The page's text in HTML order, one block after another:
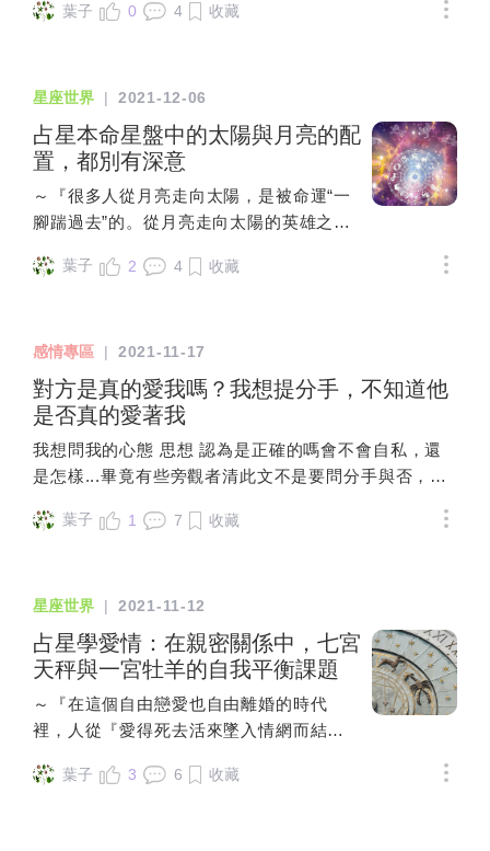
摩羯代表制度，民主與極權的戰爭，摩羯也代表極權國
代民主、極權都不再存在，會有新的適合人類的制度出
現，沒有國與國的界限，沒有階級與特權，真正達到世
界大同的地球村的水瓶精神。4、5月中旬木星進白羊，
下半年戰爭的狀況有可能會更多區域，有可能俄羅斯
🇷🇺下一步要打立陶宛🇱🇹⋯⋯戰爭只是為了賺錢的手
環保，所以殺死人類是自己造的孽，我們要在水瓶時代
球，水瓶時代（未來30年）將會是人類最文明的起點，
葉子 0 4 收藏
星座世界 | 2021-12-06
占星本命星盤中的太陽與月亮的配
置，都別有深意
～『很多人從月亮走向太陽，是被命運“一
腳踹過去”的。從月亮走向太陽的英雄之
的自然生命律，它是蘊含宇宙象征的『轉
個性，我也蠻自我的然而很多時候我們所
說的“自我意識”其實已然奠基於月亮人格的
無意識反應。比如你不認可我，我就不開
心，比如我買個名牌包開名車，就說明我
有地位、有身份，在別人眼中就是人生勝
利組……我們會發現這種『認同模式』仍
是在不斷地仰賴『外界認可』的東西來定
義自己這種無意識的仰賴與反應是月亮作
提時的匱乏留下的空虛。真正的太陽意識
是『發光的』有意識，是照亮自己——更
高階的太陽還會照亮別人它會讓人意識到
自己在做什麽，知道自己究竟是什麽樣的
人，意識到自己有哪些陰影、稟賦、特
擇。它是一種『清醒的、完完全全的自我
葉子 2 4 收藏
感情專區 | 2021-11-17
對方是真的愛我嗎？我想提分手，不知道他
是否真的愛著我
我想問我的心態 思想 認為是正確的嗎會不會自私，還
是怎樣...畢竟有些旁觀者清此文不是要問分手與否，因
平常我有時會去幫忙他到了吃飯時就是他給我吃飯錢
的嗎？吃飯，我是花了你多少錢他都是吃甚麼爌肉飯之
類的~然後有時候我在他家，如果沒有跟他出門做生意
晚上會幫他煮個隔天要用的東西不然平常是他做完生意
後，回來要煮然後...在房間，他平常就打他的手遊看手
機跟他說話，有時也沒有回應，必須講第二次要溫存的
時候，才會跑來跟我說話溫存完就繼續他的手機不然幾
乎沒什麼對話這是在房間裡面正常的行為嗎？？？然後
有些人會說，他只是找免費的傭人好像我沒有出去跟他
葉子 1 7 收藏
星座世界 | 2021-11-12
占星學愛情：在親密關係中，七宮
天秤與一宮牡羊的自我平衡課題
～『在這個自由戀愛也自由離婚的時代
裡，人從『愛得死去活來墜入情網而結為
這中間關係真愛旅程的人生懸案是什
葉子 3 6 收藏